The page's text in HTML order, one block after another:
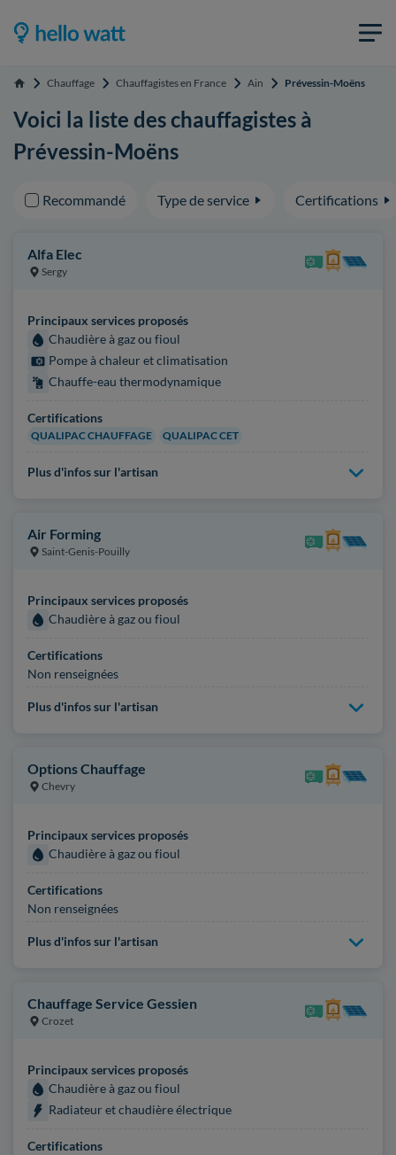
Accueil Chauffage Chauffagistes en France Ain Prévessin-Moëns
Voici la liste des chauffagistes à
Prévessin-Moëns
Recommandé Type de service Certifications
Alfa Elec
Sergy
Principaux services proposés
Chaudière à gaz ou fioul
Pompe à chaleur et climatisation
Chauffe-eau thermodynamique
Certifications
QUALIPAC CHAUFFAGE QUALIPAC CET
Plus d'infos sur l'artisan
Air Forming
Saint-Genis-Pouilly
Principaux services proposés
Chaudière à gaz ou fioul
Certifications
Non renseignées
Plus d'infos sur l'artisan
Options Chauffage
Chevry
Principaux services proposés
Chaudière à gaz ou fioul
Certifications
Non renseignées
Plus d'infos sur l'artisan
Chauffage Service Gessien
Crozet
Principaux services proposés
Chaudière à gaz ou fioul
Radiateur et chaudière électrique
Certifications